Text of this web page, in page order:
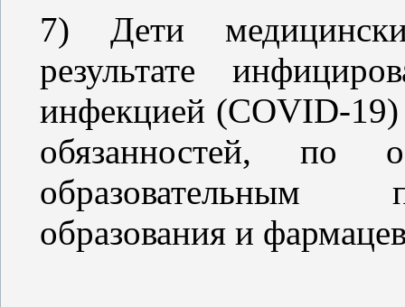
7) Дети
результате
инфекцией (COVID-
обязанностей, по
образовательным
образования и